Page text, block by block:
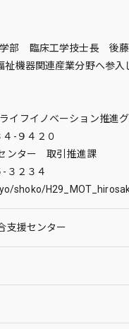
学部 臨床工学技士長 後
機器関連産業分野へ参
イフイノベーション推進
-９４２０
センター 取引推進課
２３４
shoko/
支援センター